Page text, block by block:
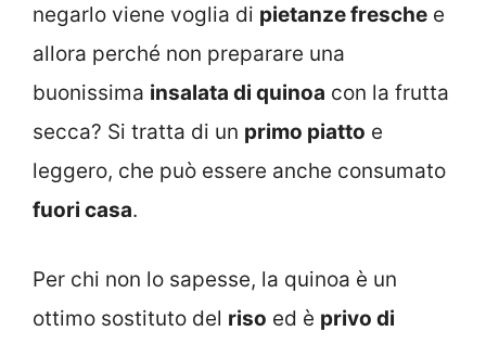
negarlo viene voglia di pietanze fresche e
allora perché non preparare una
buonissima insalata di quinoa con la frutta
secca? Si tratta di un primo piatto e
leggero, che può essere anche consumato
fuori casa.
Per chi non lo sapesse, la quinoa è un
ottimo sostituto del riso ed è privo di